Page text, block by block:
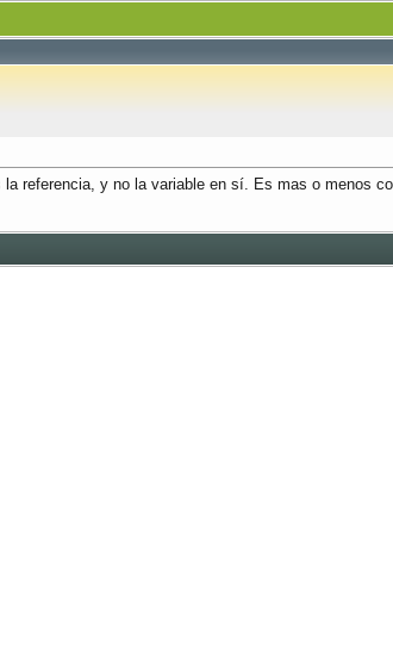
referencia, y no la variable en sí. Es mas o menos